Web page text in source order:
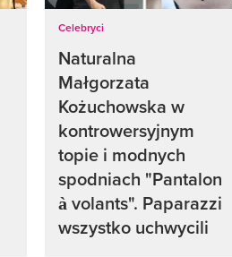
Celebryci
Naturalna
Małgorzata
Kożuchowska w
kontrowersyjnym
topie i modnych
spodniach "Pantalon
à volants". Paparazzi
wszystko uchwycili